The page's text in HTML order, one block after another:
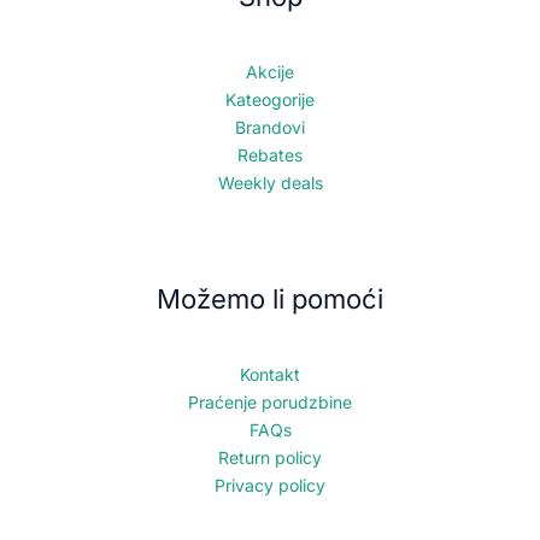
Akcije
Kateogorije
Brandovi
Rebates
Weekly deals
Možemo li pomoći
Kontakt
Praćenje porudzbine
FAQs
Return policy
Privacy policy